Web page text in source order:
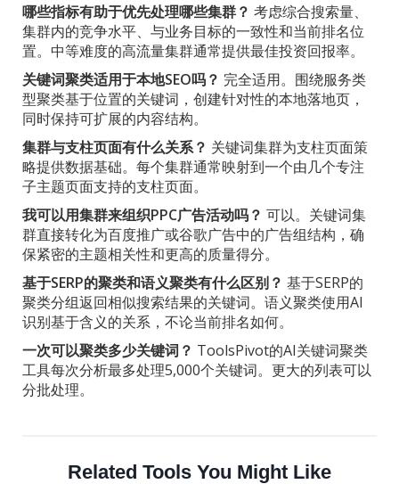
哪些指标有助于优先处理哪些集群？ 考虑综合搜索量、
集群内的竞争水平、与业务目标的一致性和当前排名位
置。中等难度的高流量集群通常提供最佳投资回报率。
关键词聚类适用于本地SEO吗？ 完全适用。围绕服务类
型聚类基于位置的关键词，创建针对性的本地落地页，
同时保持可扩展的内容结构。
集群与支柱页面有什么关系？ 关键词集群为支柱页面策
略提供数据基础。每个集群通常映射到一个由几个专注
子主题页面支持的支柱页面。
我可以用集群来组织PPC广告活动吗？ 可以。关键词集
群直接转化为百度推广或谷歌广告中的广告组结构，确
保紧密的主题相关性和更高的质量得分。
基于SERP的聚类和语义聚类有什么区别？ 基于SERP的
聚类分组返回相似搜索结果的关键词。语义聚类使用AI
识别基于含义的关系，不论当前排名如何。
一次可以聚类多少关键词？ ToolsPivot的AI关键词聚类
工具每次分析最多处理5,000个关键词。更大的列表可以
分批处理。
Related Tools You Might Like